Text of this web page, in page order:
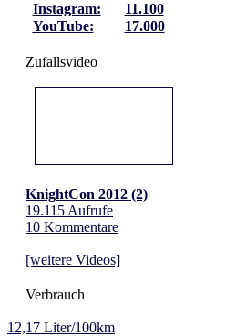
Instagram:
11.100
YouTube:
17.000
Zufallsvideo
KnightCon 2012 (2)
19.115 Aufrufe
10 Kommentare
[weitere Videos]
Verbrauch
12,17 Liter/100km